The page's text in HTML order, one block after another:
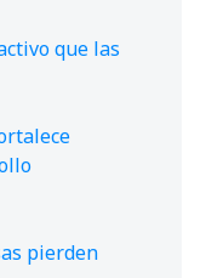
que las
pierden